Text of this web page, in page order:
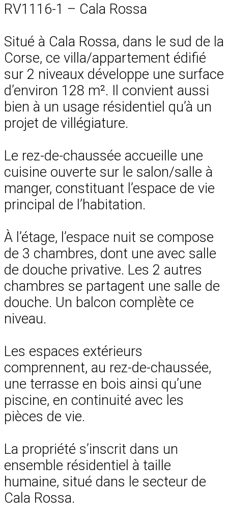
RV1116-1 – Cala Rossa
Situé à Cala Rossa, dans le sud de la
Corse, ce villa/appartement édifié
sur 2 niveaux développe une surface
d’environ 128 m². Il convient aussi
bien à un usage résidentiel qu’à un
projet de villégiature.
Le rez-de-chaussée accueille une
cuisine ouverte sur le salon/salle à
manger, constituant l’espace de vie
principal de l’habitation.
À l’étage, l’espace nuit se compose
de 3 chambres, dont une avec salle
de douche privative. Les 2 autres
chambres se partagent une salle de
douche. Un balcon complète ce
niveau.
Les espaces extérieurs
comprennent, au rez-de-chaussée,
une terrasse en bois ainsi qu’une
piscine, en continuité avec les
pièces de vie.
La propriété s’inscrit dans un
ensemble résidentiel à taille
humaine, situé dans le secteur de
Cala Rossa.